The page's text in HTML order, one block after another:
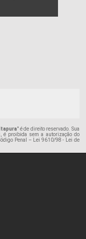
" é de direito reservado. Sua
é proibida sem a autorização do
Penal –
Lei 9610/98 - Lei de